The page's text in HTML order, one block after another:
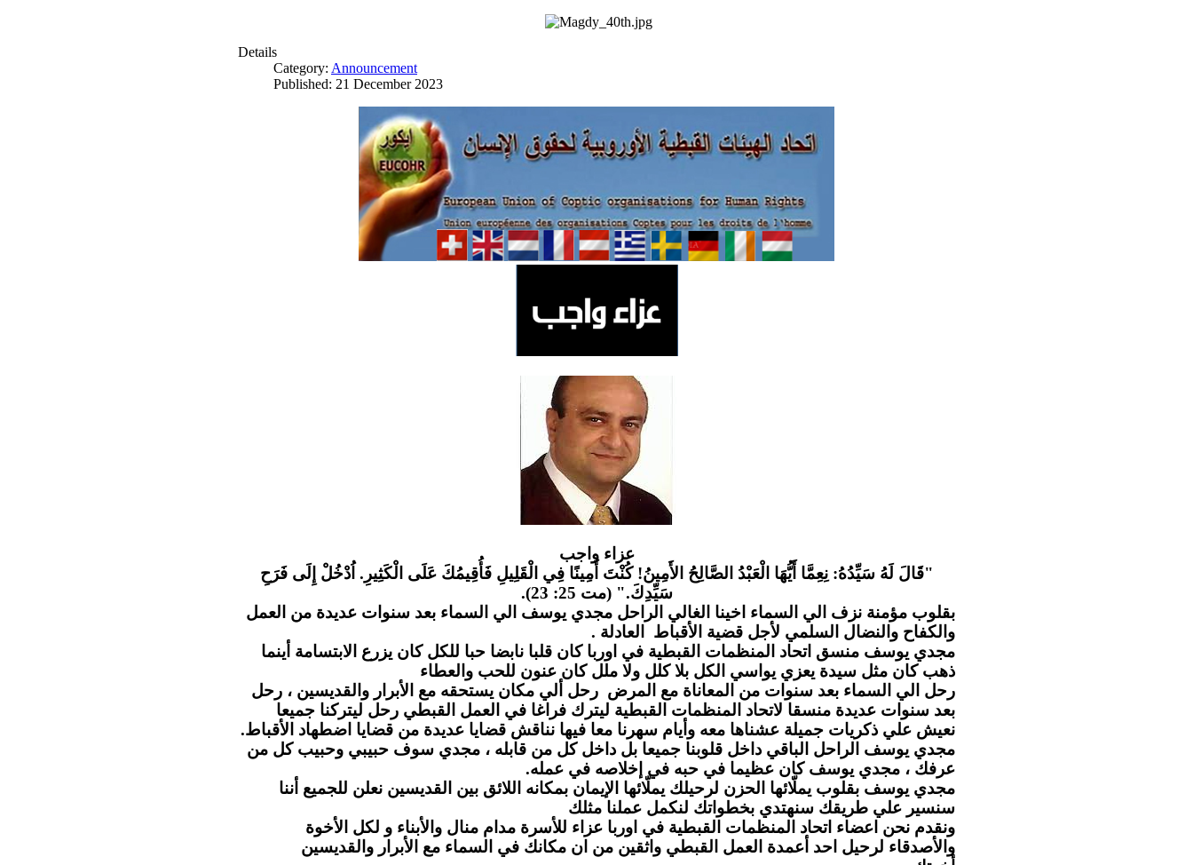
Details
Category: Announcement
Published: 21 December 2023
عزاء واجب
"قَالَ لَهُ سَيِّدُهُ: نِعِمَّا أَيُّهَا الْعَبْدُ الصَّالِحُ الأَمِينُ! كُنْتَ أَمِينًا فِي الْقَلِيلِ فَأُقِيمُكَ عَلَى الْكَثِيرِ. اُدْخُلْ إِلَى فَرَحِ
سَيِّدِكَ." (مت 25: 23).
بقلوب مؤمنة نزف الي السماء اخينا الغالي الراحل مجدي يوسف الي السماء بعد سنوات عديدة من العمل
والكفاح والنضال السلمي لأجل قضية الأقباط العادلة .
مجدي يوسف منسق اتحاد المنظمات القبطية في اوربا كان قلبا نابضا حبا للكل كان يزرع الابتسامة أينما
ذهب كان مثل سيدة يعزي يواسي الكل بلا كلل ولا ملل كان عنون للحب والعطاء
رحل الي السماء بعد سنوات من المعاناة مع المرض رحل ألي مكان يستحقه مع الأبرار والقديسين ، رحل
بعد سنوات عديدة منسقا لاتحاد المنظمات القبطية ليترك فراغا في العمل القبطي رحل ليتركنا جميعا
نعيش علي ذكريات جميلة عشناها معه وأيام سهرنا معا فيها نناقش قضايا عديدة من قضايا اضطهاد الأقباط.
مجدي يوسف الراحل الباقي داخل قلوبنا جميعا بل داخل كل من قابله ، مجدي سوف حبيبي وحبيب كل من
عرفك ، مجدي يوسف كان عظيما في حبه في إخلاصه في عمله.
مجدي يوسف بقلوب يملّائها الحزن لرحيلك يملّائها الإيمان بمكانه اللائق بين القديسين نعلن للجميع أننا
سنسير علي طريقك سنهتدي بخطواتك لنكمل عملنا مثلك
ونقدم نحن اعضاء اتحاد المنظمات القبطية في اوربا عزاء للأسرة مدام منال والأبناء و لكل الأخوة
والأصدقاء لرحيل احد أعمدة العمل القبطي واثقين من ان مكانك في السماء مع الأبرار والقديسين